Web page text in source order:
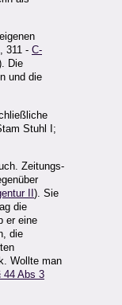
311 - C-
Die
und die
Stuhl I;
Zeitungs-
II ). Sie
die
er eine
die
Wollte man
44 Abs 3